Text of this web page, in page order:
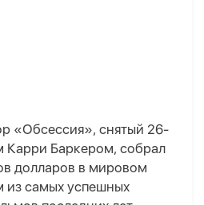
«Обсессия», снятый 26-
Карри Баркером, собрал
долларов в мировом
из самых успешных